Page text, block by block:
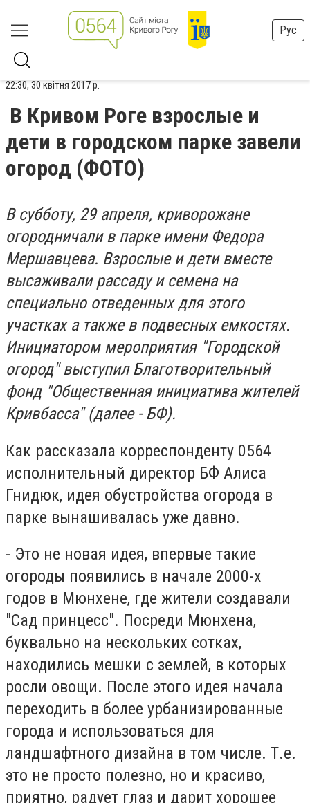
Рус
22:30, 30 квітня 2017 р.
В Кривом Роге взрослые и
дети в городском парке завели
огород (ФОТО)
В субботу, 29 апреля, криворожане
огородничали в парке имени Федора
Мершавцева. Взрослые и дети вместе
высаживали рассаду и семена на
специально отведенных для этого
участках а также в подвесных емкостях.
Инициатором мероприятия "Городской
огород" выступил Благотворительный
фонд "Общественная инициатива жителей
Кривбасса" (далее - БФ).
Как рассказала корреспонденту 0564
исполнительный директор БФ Алиса
Гнидюк, идея обустройства огорода в
парке вынашивалась уже давно.
- Это не новая идея, впервые такие
огороды появились в начале 2000-х
годов в Мюнхене, где жители создавали
"Сад принцесс". Посреди Мюнхена,
буквально на нескольких сотках,
находились мешки с землей, в которых
росли овощи. После этого идея начала
переходить в более урбанизированные
города и использоваться для
ландшафтного дизайна в том числе. Т.е.
это не просто полезно, но и красиво,
приятно, радует глаз и дарит хорошее